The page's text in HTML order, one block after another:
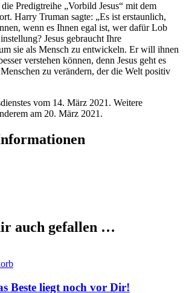
Predigtreihe „Vorbild Jesus“ mit dem
Harry Truman sagte: „Es ist erstaunlich,
wenn es Ihnen egal ist, wer dafür Lob
Jesus gebraucht Ihre
sie als Mensch zu entwickeln. Er will ihnen
verstehen können, denn Jesus geht es
zu verändern, der die Welt positiv
vom 14. März 2021. Weitere
am 20. März 2021.
auch gefallen …
Beste liegt noch vor Dir!